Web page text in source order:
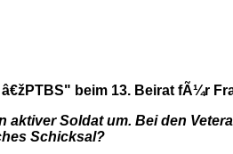
beim 13. Beirat fÃ¼r
Soldat um. Bei den
Schicksal?